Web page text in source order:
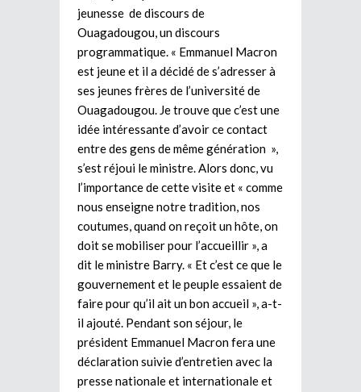
jeunesse de discours de
Ouagadougou, un discours
programmatique. « Emmanuel Macron
est jeune et il a décidé de s’adresser à
ses jeunes frères de l’université de
Ouagadougou. Je trouve que c’est une
idée intéressante d’avoir ce contact
entre des gens de même génération »,
s’est réjoui le ministre. Alors donc, vu
l’importance de cette visite et « comme
nous enseigne notre tradition, nos
coutumes, quand on reçoit un hôte, on
doit se mobiliser pour l’accueillir », a
dit le ministre Barry. « Et c’est ce que le
gouvernement et le peuple essaient de
faire pour qu’il ait un bon accueil », a-t-
il ajouté. Pendant son séjour, le
président Emmanuel Macron fera une
déclaration suivie d’entretien avec la
presse nationale et internationale et